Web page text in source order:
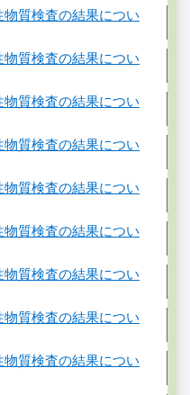
質検査の結果につい
質検査の結果につい
質検査の結果につい
質検査の結果につい
質検査の結果につい
質検査の結果につい
質検査の結果につい
質検査の結果につい
質検査の結果につい